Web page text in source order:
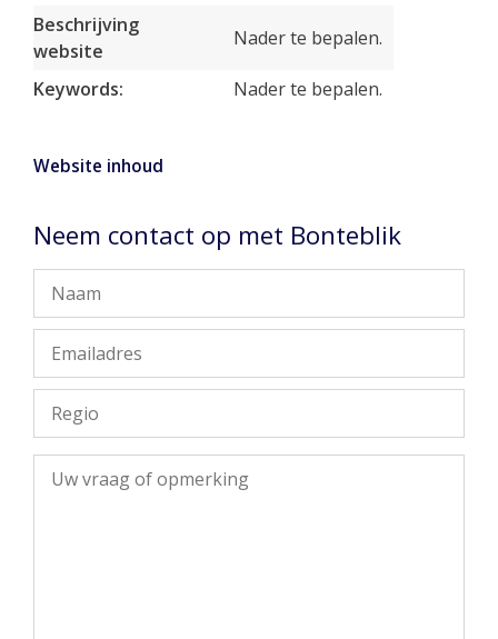
Beschrijving
website
Nader te bepalen.
Keywords: Nader te bepalen.
Website inhoud
Neem contact op met Bonteblik